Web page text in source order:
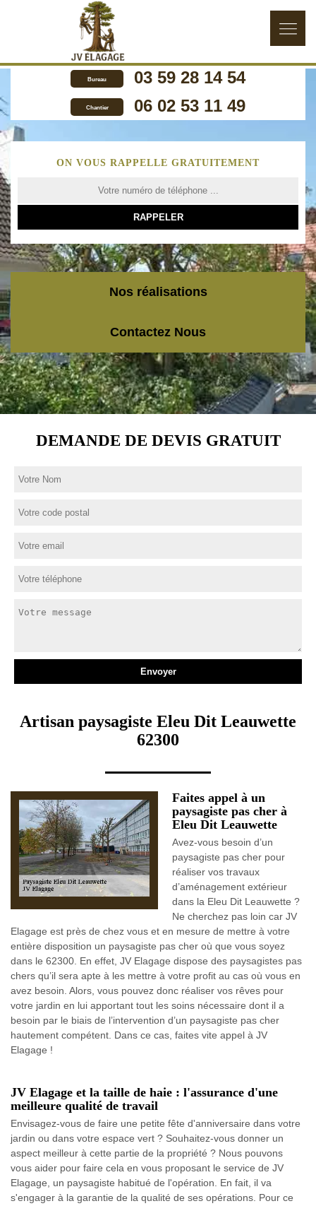
Bureau 03 59 28 14 54
Chantier 06 02 53 11 49
ON VOUS RAPPELLE GRATUITEMENT
Nos réalisations
Contactez Nous
DEMANDE DE DEVIS GRATUIT
Artisan paysagiste Eleu Dit Leauwette
62300
Faites appel à un
paysagiste pas cher à
Eleu Dit Leauwette
Avez-vous besoin d’un
paysagiste pas cher pour
réaliser vos travaux
d’aménagement extérieur
dans la Eleu Dit Leauwette ?
Ne cherchez pas loin car JV
Elagage est près de chez vous et en mesure de mettre à votre
entière disposition un paysagiste pas cher où que vous soyez
dans le 62300. En effet, JV Elagage dispose des paysagistes pas
chers qu’il sera apte à les mettre à votre profit au cas où vous en
avez besoin. Alors, vous pouvez donc réaliser vos rêves pour
votre jardin en lui apportant tout les soins nécessaire dont il a
besoin par le biais de l’intervention d’un paysagiste pas cher
hautement compétent. Dans ce cas, faites vite appel à JV
Elagage !
JV Elagage et la taille de haie : l'assurance d'une
meilleure qualité de travail
Envisagez-vous de faire une petite fête d'anniversaire dans votre
jardin ou dans votre espace vert ? Souhaitez-vous donner un
aspect meilleur à cette partie de la propriété ? Nous pouvons
vous aider pour faire cela en vous proposant le service de JV
Elagage, un paysagiste habitué de l'opération. En fait, il va
s'engager à la garantie de la qualité de ses opérations. Pour ce